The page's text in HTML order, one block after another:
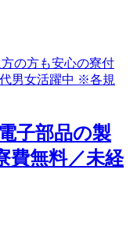
子部品の製
費無料／未経